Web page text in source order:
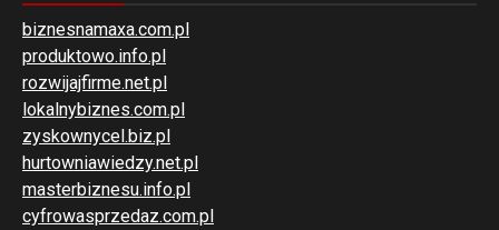
biznesnamaxa.com.pl
produktowo.info.pl
rozwijajfirme.net.pl
lokalnybiznes.com.pl
zyskownycel.biz.pl
hurtowniawiedzy.net.pl
masterbiznesu.info.pl
cyfrowasprzedaz.com.pl